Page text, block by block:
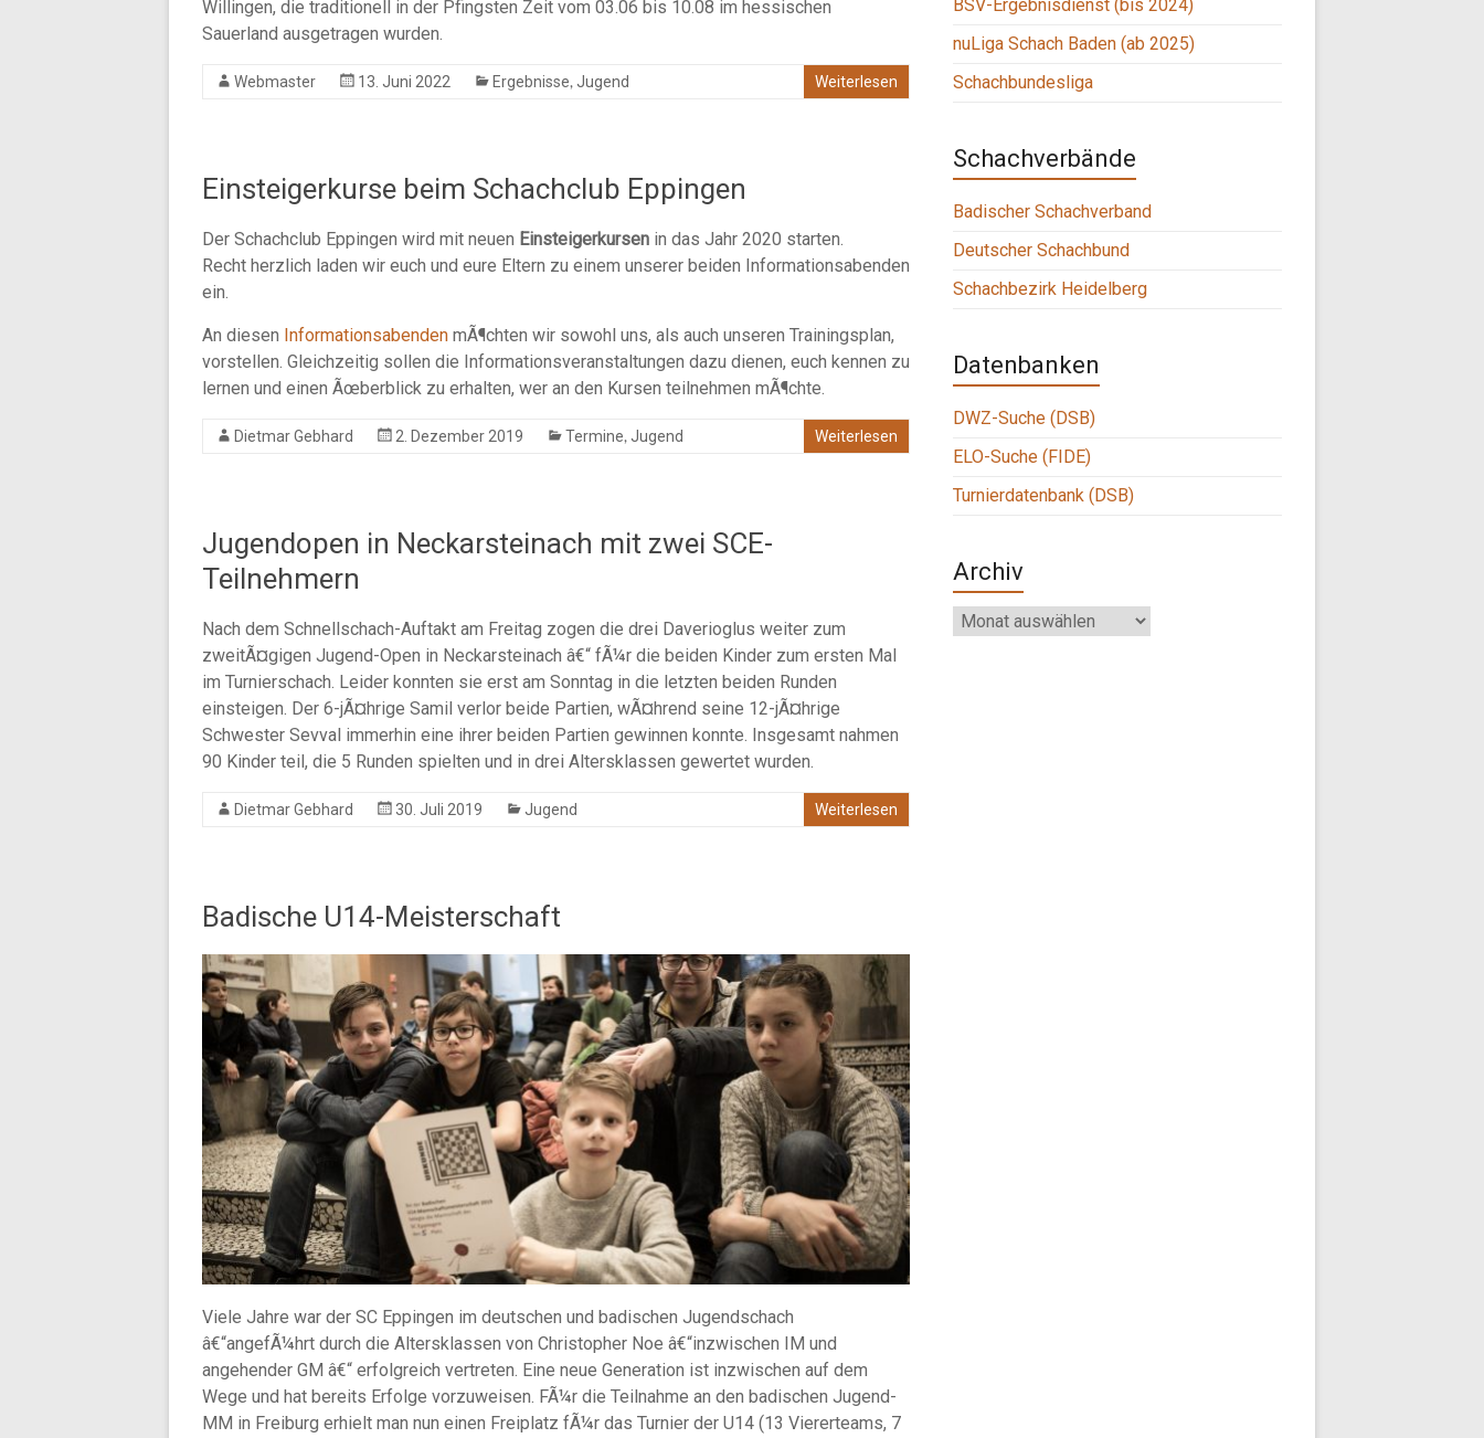
Willingen, die traditionell in der Pfingsten Zeit vom 03.06 bis 10.08 im hessischen
Sauerland ausgetragen wurden.
Webmaster 13. Juni 2022 Ergebnisse, Jugend Weiterlesen
Einsteigerkurse beim Schachclub Eppingen
Der Schachclub Eppingen wird mit neuen Einsteigerkursen in das Jahr 2020 starten.
Recht herzlich laden wir euch und eure Eltern zu einem unserer beiden Informationsabenden
ein.
An diesen Informationsabenden mÃ¶chten wir sowohl uns, als auch unseren Trainingsplan,
vorstellen. Gleichzeitig sollen die Informationsveranstaltungen dazu dienen, euch kennen zu
lernen und einen Ãœberblick zu erhalten, wer an den Kursen teilnehmen mÃ¶chte.
Dietmar Gebhard 2. Dezember 2019 Termine, Jugend Weiterlesen
Jugendopen in Neckarsteinach mit zwei SCE-
Teilnehmern
Nach dem Schnellschach-Auftakt am Freitag zogen die drei Daverioglus weiter zum
zweitÃ¤gigen Jugend-Open in Neckarsteinach â€“ fÃ¼r die beiden Kinder zum ersten Mal
im Turnierschach. Leider konnten sie erst am Sonntag in die letzten beiden Runden
einsteigen. Der 6-jÃ¤hrige Samil verlor beide Partien, wÃ¤hrend seine 12-jÃ¤hrige
Schwester Sevval immerhin eine ihrer beiden Partien gewinnen konnte. Insgesamt nahmen
90 Kinder teil, die 5 Runden spielten und in drei Altersklassen gewertet wurden.
Dietmar Gebhard 30. Juli 2019 Jugend Weiterlesen
Badische U14-Meisterschaft
Viele Jahre war der SC Eppingen im deutschen und badischen Jugendschach
â€“angefÃ¼hrt durch die Altersklassen von Christopher Noe â€“inzwischen IM und
angehender GM â€“ erfolgreich vertreten. Eine neue Generation ist inzwischen auf dem
Wege und hat bereits Erfolge vorzuweisen. FÃ¼r die Teilnahme an den badischen Jugend-
MM in Freiburg erhielt man nun einen Freiplatz fÃ¼r das Turnier der U14 (13 Viererteams, 7
BSV-Ergebnisdienst (bis 2024)
nuLiga Schach Baden (ab 2025)
Schachbundesliga
Schachverbände
Badischer Schachverband
Deutscher Schachbund
Schachbezirk Heidelberg
Datenbanken
DWZ-Suche (DSB)
ELO-Suche (FIDE)
Turnierdatenbank (DSB)
Archiv
Archiv